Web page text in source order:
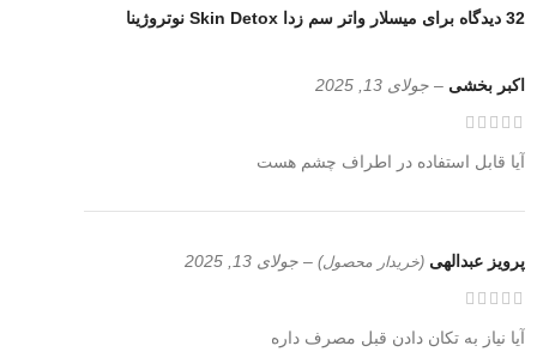
32 دیدگاه برای میسلار واتر سم زدا Skin Detox نوتروژینا
اکبر بخشی – جولای 13, 2025
آیا قابل استفاده در اطراف چشم هست
پرویز عبدالهی (خریدار محصول) – جولای 13, 2025
آیا نیاز به تکان دادن قبل مصرف داره